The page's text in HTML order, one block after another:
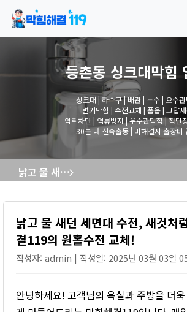
등촌동 싱크대막힘
싱크대 | 하수구 | 배관 | 누수 | 오수관
변기막힘 | 수전교체 | 폽옵 | 고압세
악취차단 | 역류방지 | 우수관막힘 | 첨단
30분 내 신속출동 | 미해결시 출장비
낡고 물 새던 세면대 수전, 새것처럼 반짝! 막힘해결119의 원홀수전 교체!
낡고 물 새던 세면대 수전, 새것처
결119의 원홀수전 교체!
작성자: admin | 작성일: 2025년 03월 03일
안녕하세요! 고객님의 욕실과 주방을 더